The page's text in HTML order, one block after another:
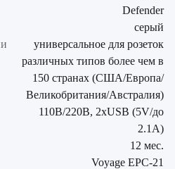
Defender
серый
универсальное для розеток
различных типов более чем в
150 странах (США/Европа/
Великобритания/Австралия)
110В/220В, 2xUSB (5V/до
2.1А)
12 мес.
Voyage EPC-21